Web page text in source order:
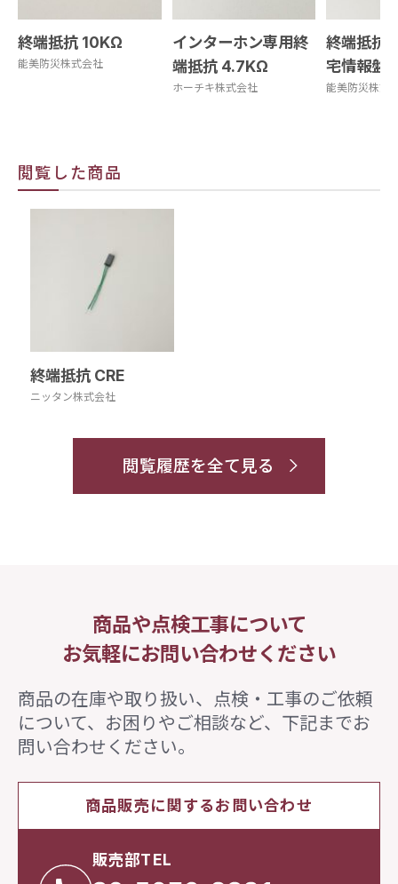
終端抵抗 10KΩ
能美防災株式会社
インターホン専用終
端抵抗 4.7KΩ
ホーチキ株式会社
終端抵抗
宅情報盤
能美防災株式
閲覧した商品
終端抵抗 CRE
ニッタン株式会社
閲覧履歴を全て見る
商品や点検工事について
お気軽にお問い合わせください
商品の在庫や取り扱い、点検・工事のご依頼
について、 お困りやご相談など、下記までお
問い合わせください。
商品販売に関するお問い合わせ
販売部TEL